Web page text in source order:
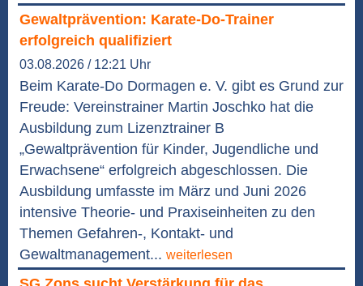
Gewaltprävention: Karate-Do-Trainer
erfolgreich qualifiziert
03.08.2026 / 12:21 Uhr
Beim Karate-Do Dormagen e. V. gibt es Grund zur
Freude: Vereinstrainer Martin Joschko hat die
Ausbildung zum Lizenztrainer B
„Gewaltprävention für Kinder, Jugendliche und
Erwachsene“ erfolgreich abgeschlossen. Die
Ausbildung umfasste im März und Juni 2026
intensive Theorie- und Praxiseinheiten zu den
Themen Gefahren-, Kontakt- und
Gewaltmanagement... weiterlesen